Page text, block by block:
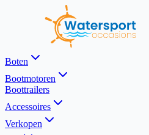
Boten
Bootmotoren
Boottrailers
Accessoires
Verkopen